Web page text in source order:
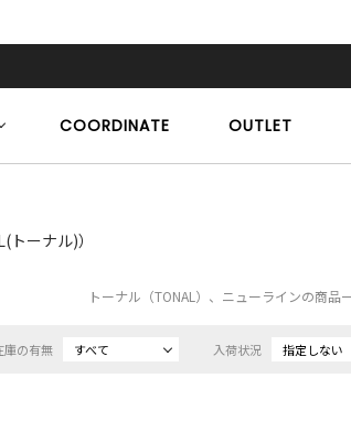
COORDINATE OUTLET
トーナル)）
トーナル（TONAL）、ニューラインの商品
庫の有無 すべて 入荷状況 指定しない